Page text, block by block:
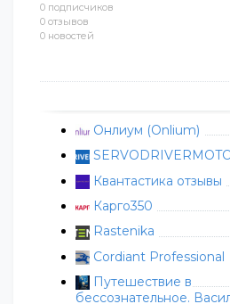
0 подписчиков
0 отзывов
0 новостей
Онлиум (Onlium)
Квантастика отзывы
Карго350
Rastenika
Cordiant Professional
Путешествие в
бессознательное.